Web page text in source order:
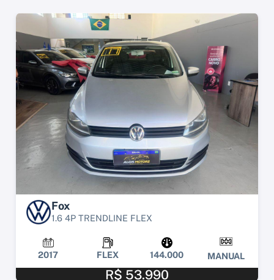
Fox
1.6 4P TRENDLINE FLEX
2017 FLEX 144.000 MANUAL
R$ 53.990